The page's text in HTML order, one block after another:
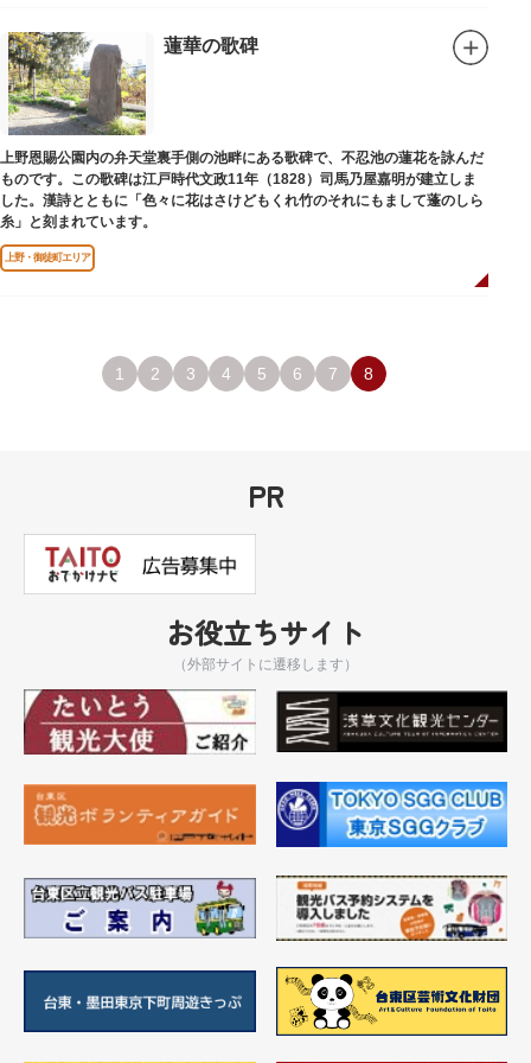
蓮華の歌碑
上野恩賜公園内の弁天堂裏手側の池畔にある歌碑で、不忍池の蓮花を詠んだ
ものです。この歌碑は江戸時代文政11年（1828）司馬乃屋嘉明が建立しま
した。漢詩とともに「色々に花はさけどもくれ竹のそれにもまして蓬のしら
糸」と刻まれています。
上野・御徒町エリア
1 2 3 4 5 6 7 8
PR
お役立ちサイト
（外部サイトに遷移します）